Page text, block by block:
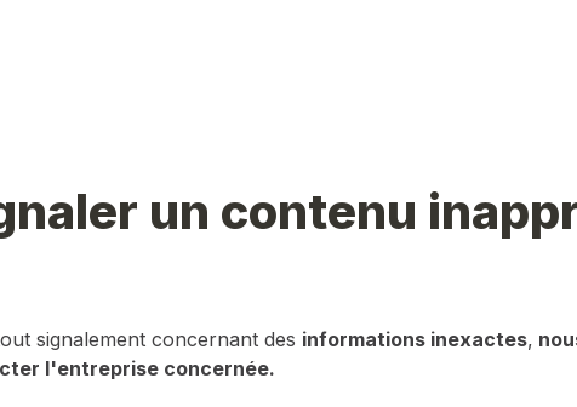
un contenu
signalement concernant des informations inexactes,
l'entreprise concernée.